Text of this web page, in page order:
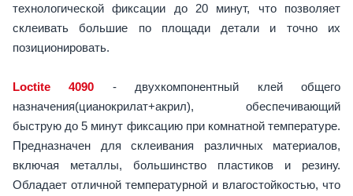
технологической фиксации до 20 минут, что позволяет
склеивать большие по площади детали и точно их
позиционировать.
Loctite 4090 - двухкомпонентный клей общего
назначения(цианокрилат+акрил), обеспечивающий
быструю до 5 минут фиксацию при комнатной температуре.
Предназначен для склеивания различных материалов,
включая металлы, большинство пластиков и резину.
Обладает отличной температурной и влагостойкостью, что